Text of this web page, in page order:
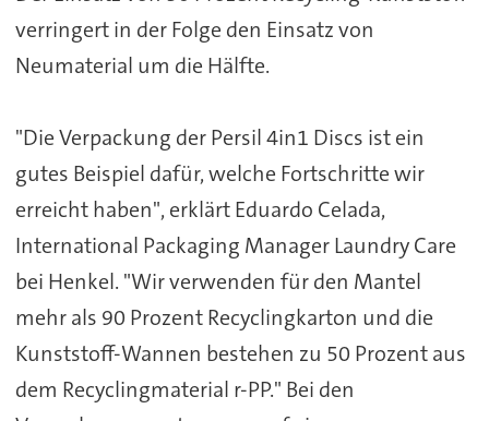
verringert in der Folge den Einsatz von
Neumaterial um die Hälfte.
"Die Verpackung der Persil 4in1 Discs ist ein
gutes Beispiel dafür, welche Fortschritte wir
erreicht haben", erklärt Eduardo Celada,
International Packaging Manager Laundry Care
bei Henkel. "Wir verwenden für den Mantel
mehr als 90 Prozent Recyclingkarton und die
Kunststoff-Wannen bestehen zu 50 Prozent aus
dem Recyclingmaterial r-PP." Bei den